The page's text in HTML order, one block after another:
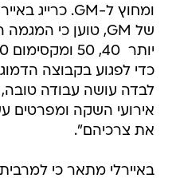
כדי לפגוע בקבוצה
לבדה עושה עבודה
אירועי השקה ומפרטים
את צרכיהם".
באיירלי מתאר כי
אחר שהיה ברשותם